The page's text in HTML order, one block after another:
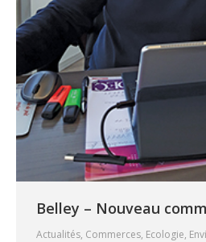
Belley – Nouveau
Actualités, Commerces, Ecologie,